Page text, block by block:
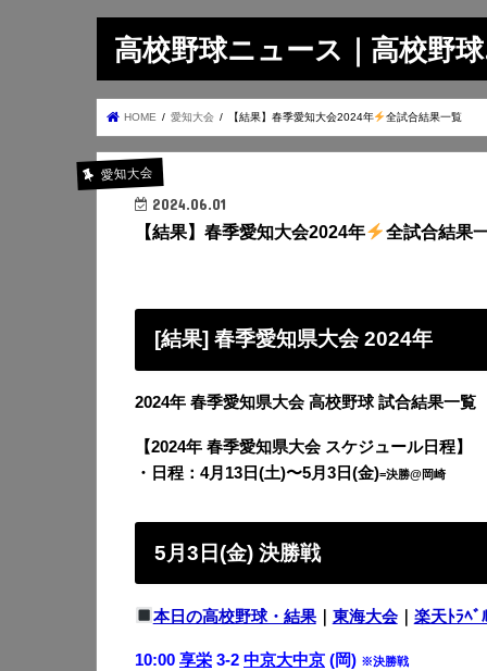
高校野球ニュース｜高校野
HOME 愛知大会 【結果】春季愛知大会2024年 全試合結果一覧
愛知大会
2024.06.01
【結果】春季愛知大会2024年 全試合結果
[結果] 春季愛知県大会 2024年
2024年 春季愛知県大会 高校野球 試合結果一覧
【2024年 春季愛知県大会 スケジュール日程】
・日程：4月13日(土)〜5月3日(金)=決勝@岡崎
5月3日(金) 決勝戦
本日の高校野球・結果｜ 東海大会｜ 楽天ﾄﾗﾍﾞ
10:00 享栄 3-2 中京大中京 (岡) ※決勝戦